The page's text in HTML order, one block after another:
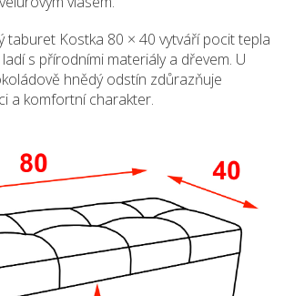
taburet Kostka 80 × 40 vytváří pocit tepla
s přírodními materiály a dřevem. U
hnědý odstín zdůrazňuje
a komfortní charakter.